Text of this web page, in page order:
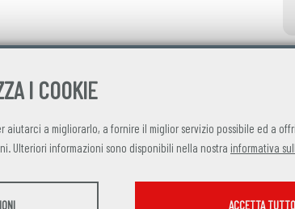
I COOKIE
aiutarci a migliorarlo, a fornire il miglior servizio possibile ed a
Ulteriori informazioni sono disponibili nella nostra informativa
SERVIZI FACOLTATVI
ACCETTA TUTTO